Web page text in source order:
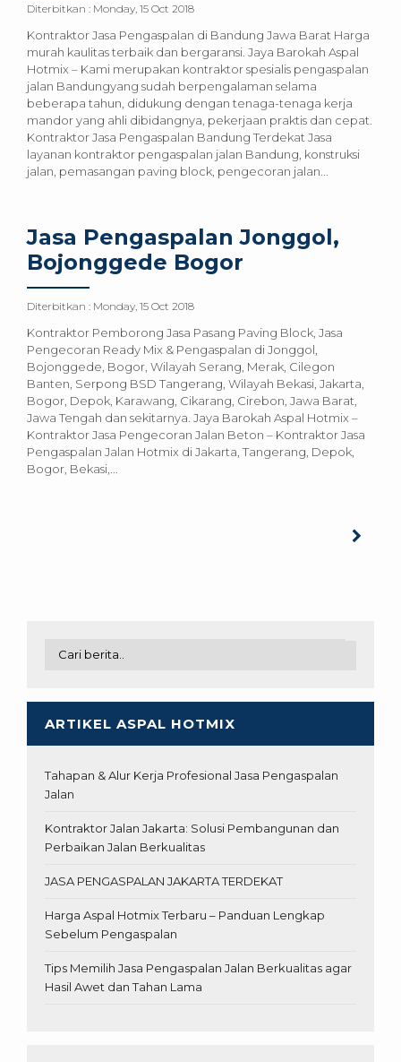
Diterbitkan : Monday, 15 Oct 2018
Kontraktor Jasa Pengaspalan di Bandung Jawa Barat Harga
murah kaulitas terbaik dan bergaransi. Jaya Barokah Aspal
Hotmix – Kami merupakan kontraktor spesialis pengaspalan
jalan Bandungyang sudah berpengalaman selama
beberapa tahun, didukung dengan tenaga-tenaga kerja
mandor yang ahli dibidangnya, pekerjaan praktis dan cepat.
Kontraktor Jasa Pengaspalan Bandung Terdekat Jasa
layanan kontraktor pengaspalan jalan Bandung, konstruksi
jalan, pemasangan paving block, pengecoran jalan...
Jasa Pengaspalan Jonggol,
Bojonggede Bogor
Diterbitkan : Monday, 15 Oct 2018
Kontraktor Pemborong Jasa Pasang Paving Block, Jasa
Pengecoran Ready Mix & Pengaspalan di Jonggol,
Bojonggede, Bogor, Wilayah Serang, Merak, Cilegon
Banten, Serpong BSD Tangerang, Wilayah Bekasi, Jakarta,
Bogor, Depok, Karawang, Cikarang, Cirebon, Jawa Barat,
Jawa Tengah dan sekitarnya. Jaya Barokah Aspal Hotmix –
Kontraktor Jasa Pengecoran Jalan Beton – Kontraktor Jasa
Pengaspalan Jalan Hotmix di Jakarta, Tangerang, Depok,
Bogor, Bekasi,...
ARTIKEL ASPAL HOTMIX
Tahapan & Alur Kerja Profesional Jasa Pengaspalan
Jalan
Kontraktor Jalan Jakarta: Solusi Pembangunan dan
Perbaikan Jalan Berkualitas
JASA PENGASPALAN JAKARTA TERDEKAT
Harga Aspal Hotmix Terbaru – Panduan Lengkap
Sebelum Pengaspalan
Tips Memilih Jasa Pengaspalan Jalan Berkualitas agar
Hasil Awet dan Tahan Lama